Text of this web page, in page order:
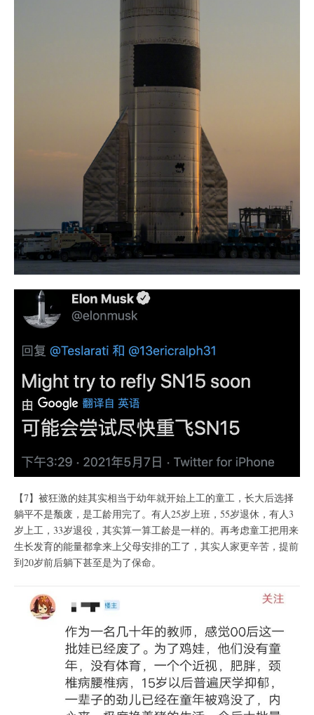
【7】被狂激的娃其实相当于幼年就开始上工的童工，长大后选择
躺平不是颓废，是工龄用完了。有人25岁上班，55岁退休，有人3
岁上工，33岁退役，其实算一算工龄是一样的。再考虑童工把用来
生长发育的能量都拿来上父母安排的工了，其实人家更辛苦，提前
到20岁前后躺下甚至是为了保命。